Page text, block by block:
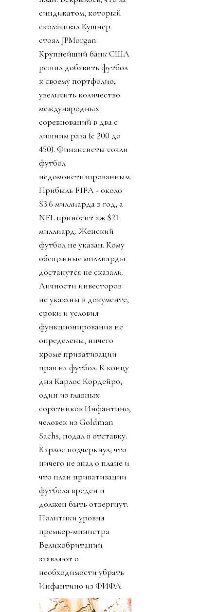
синдикатом, который
сколачивал Кушнер
стоял JPMorgan.
Крупнейший банк США
решил добавить футбол
к своему портфолио,
увеличить количество
международных
соревнований в два с
лишним раза (с 200 до
450). Финансисты сочли
футбол
недомонетизированным.
Прибыль FIFA - около
$3.6 миллиарда в год, а
NFL приносит аж $21
миллиард. Женский
футбол не указан. Кому
обещанные миллиарды
достанутся не сказали.
Личности инвесторов
не указаны в документе,
сроки и условия
функционирования не
определены, ничего
кроме приватизации
прав на футбол. К концу
дня Карлос Кордейро,
один из главных
соратников Инфантино,
человек из Goldman
Sachs, подал в отставку.
Карлос подчеркнул, что
ничего не знал о плане и
что план приватизации
футбола вреден и
должен быть отвергнут.
Политики уровня
премьер-министра
Великобритании
заявляют о
необходимости убрать
Инфантино из ФИФА.